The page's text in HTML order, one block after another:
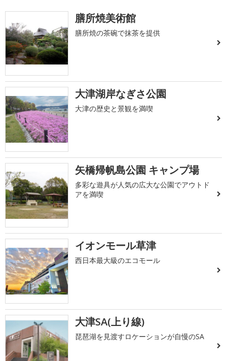
膳所焼美術館
膳所焼の茶碗で抹茶を提供
大津湖岸なぎさ公園
大津の歴史と景観を満喫
矢橋帰帆島公園 キャンプ場
多彩な遊具が人気の広大な公園でアウトド
アを満喫
イオンモール草津
西日本最大級のエコモール
大津SA(上り線)
琵琶湖を見渡すロケーションが自慢のSA